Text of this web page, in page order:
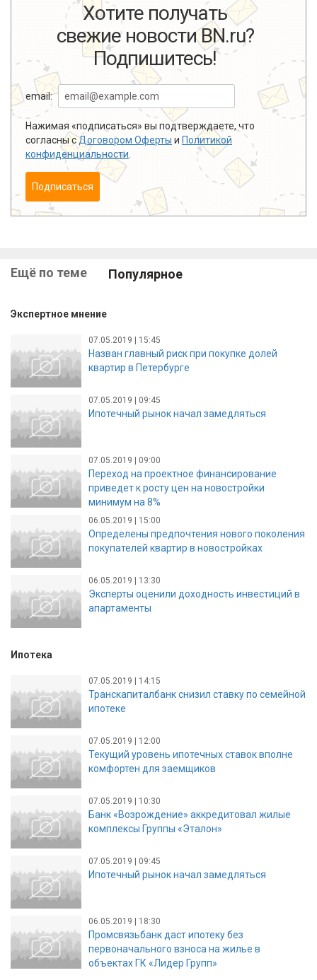
Хотите получать
свежие новости BN.ru?
Подпишитесь!
email:
Нажимая «подписаться» вы подтверждаете, что
согласны сДоговором Оферты и Политикой
конфиденциальности
Подписаться
Ещё по теме Популярное
Экспертное мнение
07.05.2019 | 15:45
Назван главный риск при покупке долей
квартир в Петербурге
07.05.2019 | 09:45
Ипотечный рынок начал замедляться
07.05.2019 | 09:00
Переход на проектное финансирование
приведет к росту цен на новостройки
минимум на 8%
06.05.2019 | 15:00
Определены предпочтения нового поколения
покупателей квартир в новостройках
06.05.2019 | 13:30
Эксперты оценили доходность инвестиций в
апартаменты
Ипотека
07.05.2019 | 14:15
Транскапиталбанк снизил ставку по семейной
ипотеке
07.05.2019 | 12:00
Текущий уровень ипотечных ставок вполне
комфортен для заемщиков
07.05.2019 | 10:30
Банк «Возрождение» аккредитовал жилые
комплексы Группы «Эталон»
07.05.2019 | 09:45
Ипотечный рынок начал замедляться
06.05.2019 | 18:30
Промсвязьбанк даст ипотеку без
первоначального взноса на жилье в
объектах ГК «Лидер Групп»